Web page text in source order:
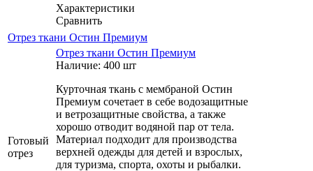
Характеристики
Сравнить
Отрез ткани Остин Премиум
Готовый
отрез
Отрез ткани Остин Премиум
Наличие: 400 шт
Курточная ткань с мембраной Остин
Премиум сочетает в себе водозащитные
и ветрозащитные свойства, а также
хорошо отводит водяной пар от тела.
Материал подходит для производства
верхней одежды для детей и взрослых,
для туризма, спорта, охоты и рыбалки.